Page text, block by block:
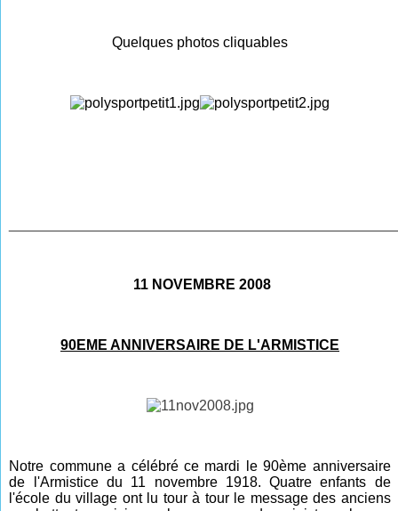
Quelques photos cliquables
11 NOVEMBRE 2008
90EME ANNIVERSAIRE DE L'ARMISTICE
Notre commune a célébré ce mardi le 90ème anniversaire
de l'Armistice du 11 novembre 1918. Quatre enfants de
l'école du village ont lu tour à tour le message des anciens